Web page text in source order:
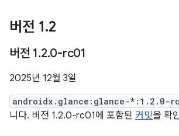
버전 1.2
버전 1.2.0-rc01
2025년 12월 3일
androidx.glance:glance-*:1.2.0-
니다. 버전 1.2.0-rc01에 포함된 커밋을 확